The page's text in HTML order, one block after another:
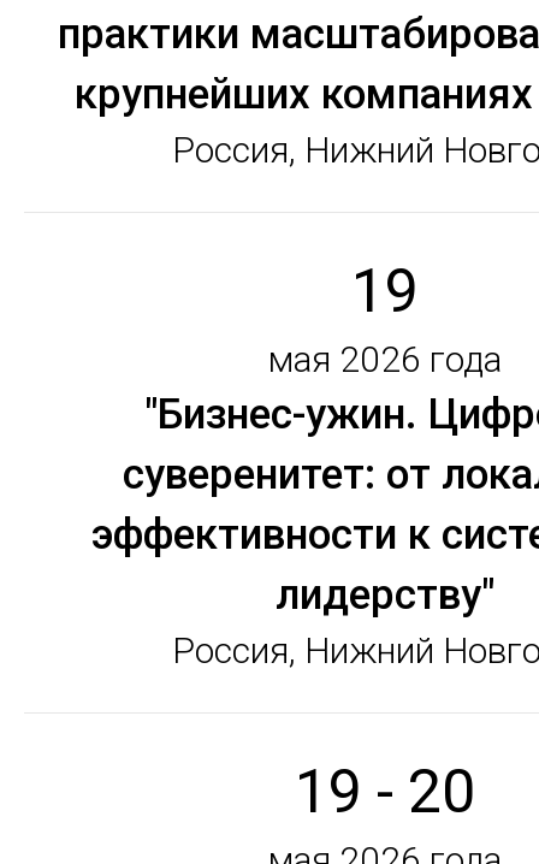
практики
крупнейших
Россия, Нижний
19
мая 2026 года
"Бизнес-ужин.
суверенитет: от
эффективности к
лидерству"
Россия, Нижний
19 - 20